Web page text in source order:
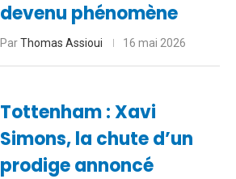
devenu phénomène
ParThomas Assioui 16 mai 2026
Tottenham : Xavi
Simons, la chute d’un
prodige annoncé